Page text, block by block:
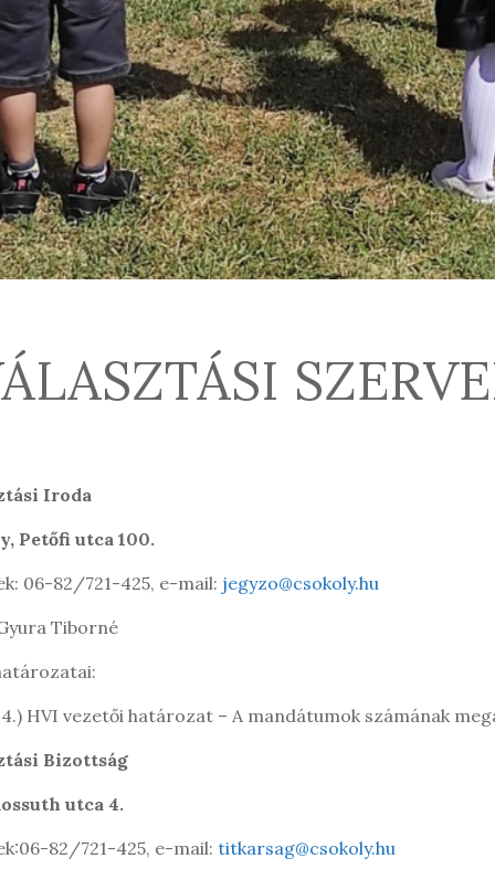
Iroda
Petőfi utca 100.
06-82/721-425, e-mail: jegyzo@csokoly.hu
Tiborné
HVI vezetői határozat – A mandátumok számának
Bizottság
utca 4.
82/721-425, e-mail: titkarsag@csokoly.hu